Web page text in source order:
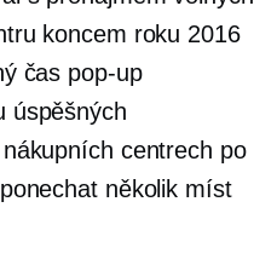
koncem roku 2016
čas pop-up
úspěšných
centrech po
několik míst